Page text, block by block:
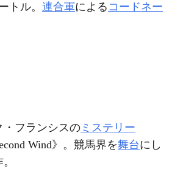
トル。 連合軍による コードネー
フランシスの ミステリー
Wind》。競馬界を舞台にし